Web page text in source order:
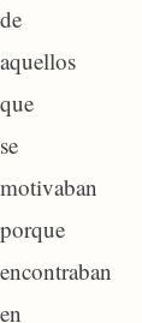
de
aquellos
que
se
motivaban
porque
encontraban
en